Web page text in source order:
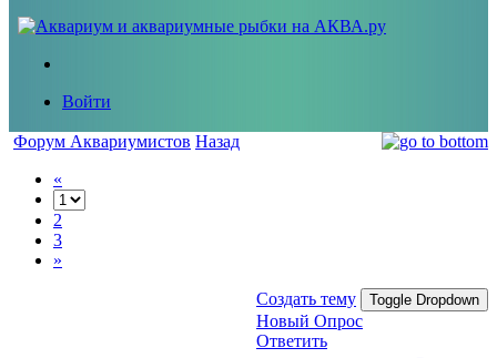
Войти
Форум Аквариумистов Назад
«
2
3
»
Создать тему Toggle Dropdown
Новый Опрос
Ответить